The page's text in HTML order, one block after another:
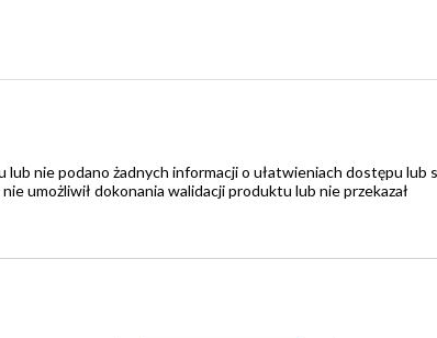
nie podano żadnych informacji o ułatwieniach dostępu lub
umożliwił dokonania walidacji produktu lub nie przekazał